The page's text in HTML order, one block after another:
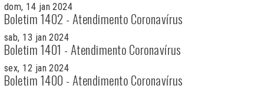
dom, 14 jan 2024
Boletim 1402 - Atendimento Coronavírus
sab, 13 jan 2024
Boletim 1401 - Atendimento Coronavírus
sex, 12 jan 2024
Boletim 1400 - Atendimento Coronavírus